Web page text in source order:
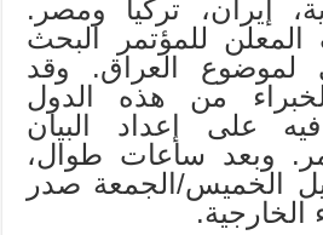
إيران، تركيا ومصر.
للمؤتمر البحث
العراق. وقد
من هذه الدول
على إعداد البيان
وبعد ساعات طوال،
الخميس/الجمعة صدر
الخارجية.